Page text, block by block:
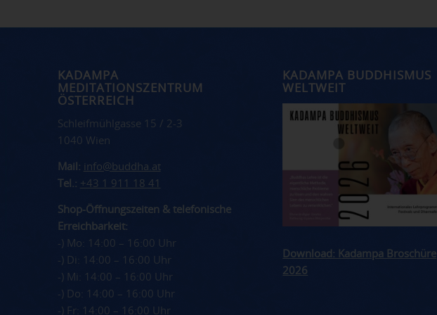
KADAMPA
MEDITATIONSZENTRUM
ÖSTERREICH
Schleifmühlgasse 15 / 2-3
1040 Wien
Mail: info@buddha.at
Tel.: +43 1 911 18 41
Shop-Öffnungszeiten & telefonische
Erreichbarkeit:
-) Mo: 14:00 – 16:00 Uhr
-) Di: 14:00 – 16:00 Uhr
-) Mi: 14:00 – 16:00 Uhr
-) Do: 14:00 – 16:00 Uhr
-) Fr: 14:00 – 16:00 Uhr
KADAMPA BUDDHISMUS
WELTWEIT
Download: Kadampa Broschüre
2026